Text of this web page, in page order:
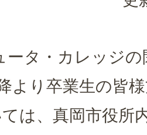
ータ・カレッジ
より卒業生の皆
は、真岡市役所